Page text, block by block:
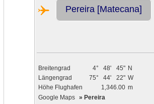
Pereira [Matecana]
Breitengrad 4° 48' 45" N
Längengrad
75° 44' 22" W
Höhe Flughafen
1,346.00 m
Google Maps » Pereira